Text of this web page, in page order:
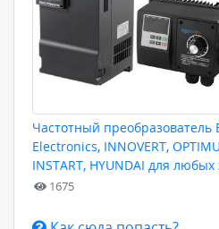
Частотный преобразователь
Electronics, INNOVERT,
INSTART, HYUNDAI для любых
1675